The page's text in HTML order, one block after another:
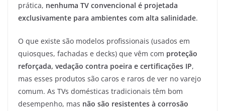
prática, nenhuma TV convencional é projetada
exclusivamente para ambientes com alta salinidade.
O que existe são modelos profissionais (usados em
quiosques, fachadas e decks) que vêm com proteção
reforçada, vedação contra poeira e certificações IP,
mas esses produtos são caros e raros de ver no varejo
comum. As TVs domésticas tradicionais têm bom
desempenho, mas não são resistentes à corrosão